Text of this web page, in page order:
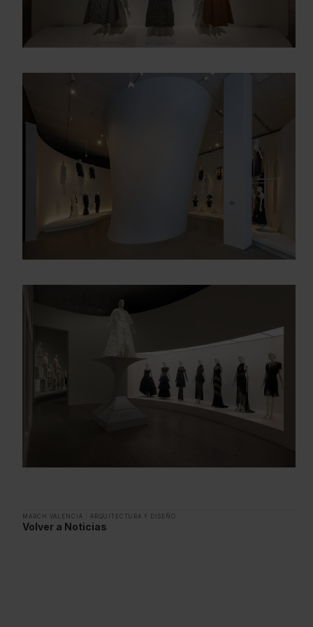
MARCH VALENCIA ARQUITECTURA Y DISEÑO
Volver a Noticias
Enter your email address
Gracias, de momento no me interesa